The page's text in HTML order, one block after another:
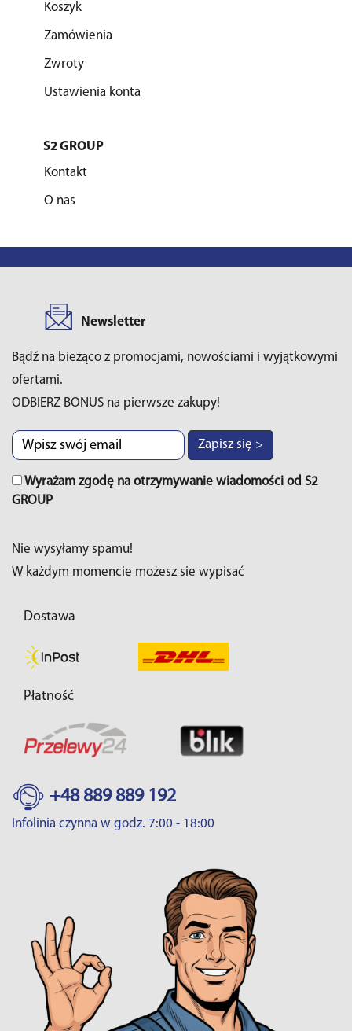
Koszyk
Zamówienia
Zwroty
Ustawienia konta
S2 GROUP
Kontakt
O nas
Newsletter
Bądź na bieżąco z promocjami, nowościami i wyjątkowymi
ofertami.
ODBIERZ BONUS na pierwsze zakupy!
Zapisz się >
Wyrażam zgodę na otrzymywanie wiadomości od S2
GROUP
Nie wysyłamy spamu!
W każdym momencie możesz sie wypisać
Dostawa
Płatność
+48 889 889 192
Infolinia czynna w godz. 7:00 - 18:00